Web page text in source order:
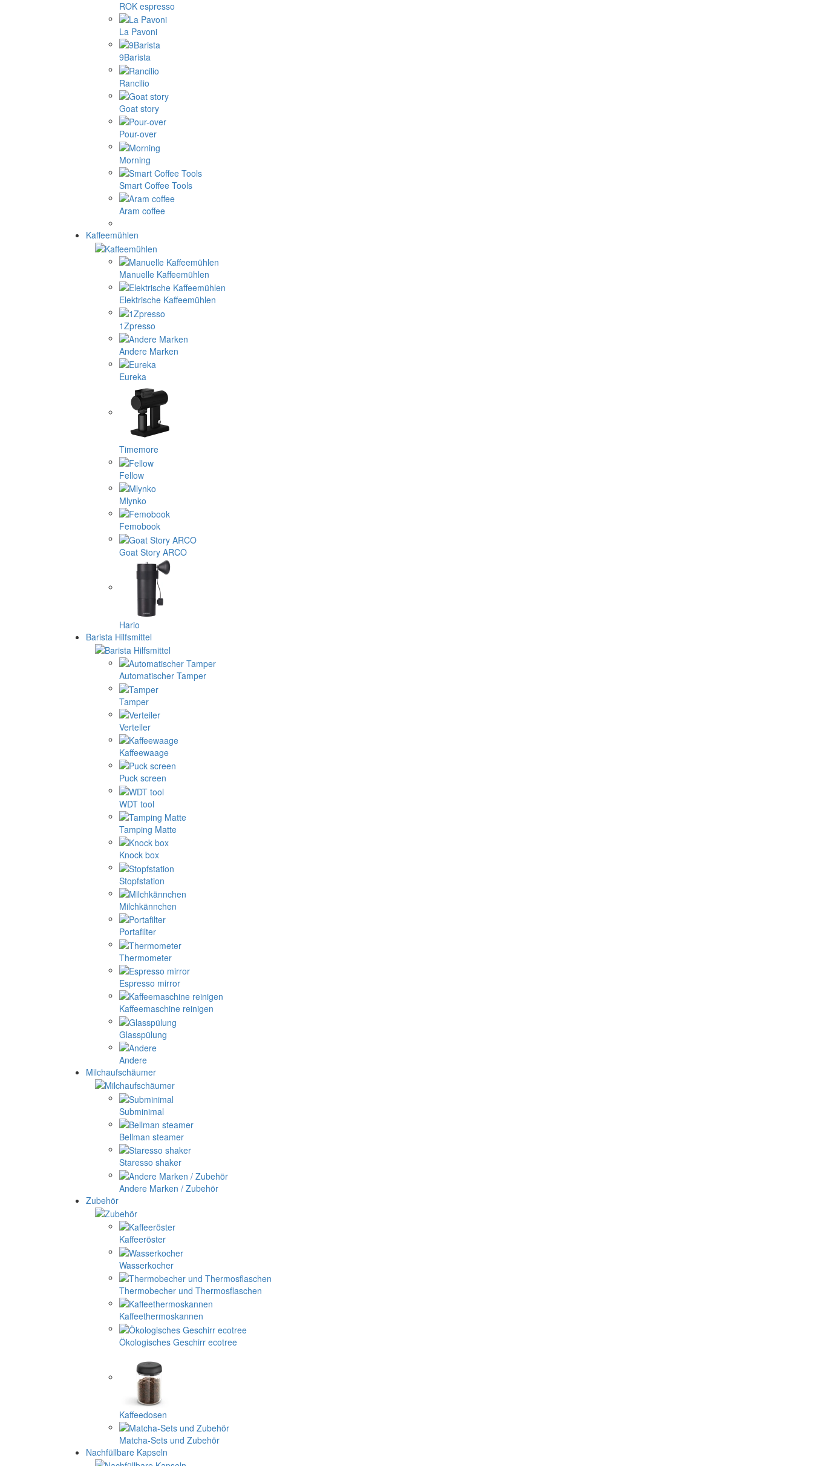
ROK espresso
La Pavoni
9Barista
Rancilio
Goat story
Pour-over
Morning
Smart Coffee Tools
Aram coffee
Kaffeemühlen
Manuelle Kaffeemühlen
Elektrische Kaffeemühlen
1Zpresso
Andere Marken
Eureka
Timemore
Fellow
Mlynko
Femobook
Goat Story ARCO
Hario
Barista Hilfsmittel
Automatischer Tamper
Tamper
Verteiler
Kaffeewaage
Puck screen
WDT tool
Tamping Matte
Knock box
Stopfstation
Milchkännchen
Portafilter
Thermometer
Espresso mirror
Kaffeemaschine reinigen
Glasspülung
Andere
Milchaufschäumer
Subminimal
Bellman steamer
Staresso shaker
Andere Marken / Zubehör
Zubehör
Kaffeeröster
Wasserkocher
Thermobecher und Thermosflaschen
Kaffeethermoskannen
Ökologisches Geschirr ecotree
Kaffeedosen
Matcha-Sets und Zubehör
Nachfüllbare Kapseln